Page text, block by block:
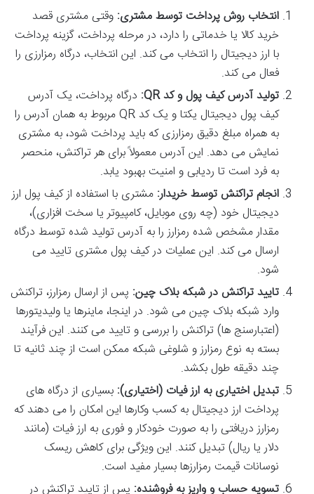
انتخاب روش پرداخت توسط مشتری: وقتی مشتری قصد
خرید کالا یا خدماتی را دارد، در مرحله پرداخت، گزینه پرداخت
با ارز دیجیتال را انتخاب می کند. این انتخاب، درگاه رمزارزی را
فعال می کند.
تولید آدرس کیف پول و کد QR:
درگاه پرداخت، یک آدرس
کیف پول دیجیتال یکتا و یک کد QR مربوط به همان آدرس را
به همراه مبلغ دقیق رمزارزی که باید پرداخت شود، به مشتری
نمایش می دهد. این آدرس معمولاً برای هر تراکنش، منحصر
به فرد است تا ردیابی و امنیت بهبود یابد.
انجام تراکنش توسط خریدار: مشتری با استفاده از کیف پول ارز
دیجیتال خود (چه روی موبایل، کامپیوتر یا سخت افزاری)،
مقدار مشخص شده رمزارز را به آدرس تولید شده توسط درگاه
ارسال می کند. این عملیات در کیف پول مشتری تایید می
شود.
تایید تراکنش در شبکه بلاک چین: پس از ارسال رمزارز، تراکنش
وارد شبکه بلاک چین می شود. در اینجا، ماینرها یا ولیدیتورها
(اعتبارسنج ها) تراکنش را بررسی و تایید می کنند. این فرآیند
بسته به نوع رمزارز و شلوغی شبکه ممکن است از چند ثانیه تا
چند دقیقه طول بکشد.
تبدیل اختیاری به ارز فیات (اختیاری): بسیاری از درگاه های
پرداخت ارز دیجیتال به کسب وکارها این امکان را می دهند که
رمزارز دریافتی را به صورت خودکار و فوری به ارز فیات (مانند
دلار یا ریال) تبدیل کنند. این ویژگی برای کاهش ریسک
نوسانات قیمت رمزارزها بسیار مفید است.
تسویه حساب و واریز به فروشنده: پس از تایید تراکنش در